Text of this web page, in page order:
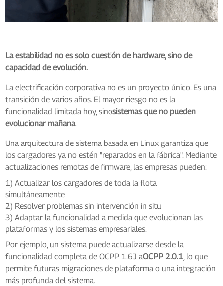
La estabilidad no es solo cuestión de hardware, sino de
capacidad de evolución.
La electrificación corporativa no es un proyecto único. Es una
transición de varios años. El mayor riesgo no es la
funcionalidad limitada hoy, sinosistemas que no pueden
evolucionar mañana.
Una arquitectura de sistema basada en Linux garantiza que
los cargadores ya no estén "reparados en la fábrica". Mediante
actualizaciones remotas de firmware, las empresas pueden:
1) Actualizar los cargadores de toda la flota
simultáneamente
2) Resolver problemas sin intervención in situ
3) Adaptar la funcionalidad a medida que evolucionan las
plataformas y los sistemas empresariales.
Por ejemplo, un sistema puede actualizarse desde la
funcionalidad completa de OCPP 1.6J aOCPP 2.0.1, lo que
permite futuras migraciones de plataforma o una integración
más profunda del sistema.